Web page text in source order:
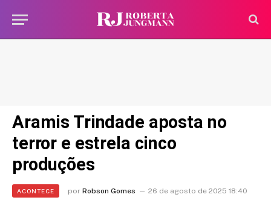
Aramis Trindade aposta no
terror e estrela cinco
produções
ACONTECE por Robson Gomes 26 de agosto de 2025 18:40